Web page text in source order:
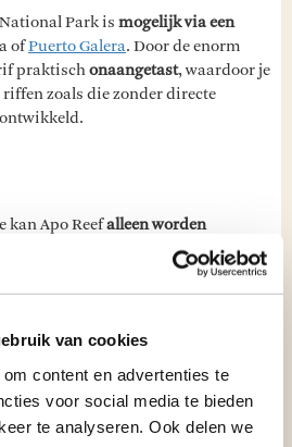
van cookies
content en advertenties te
voor social media te bieden
te analyseren. Ook delen we
Park is mogelijk via een
ofPuerto Galera. Door de enorm
praktischonaangetast, waardoor je
zoals die zonder directe
kan Apo Reefalleen worden
. De beste kans op
heb je dan ook in de periode
grofweg van december tot en met
tussen de25°C en 31°C
zijn. Het zicht varieert
40 meter